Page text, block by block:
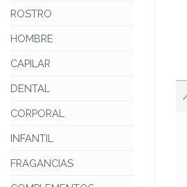
ROSTRO
HOMBRE
CAPILAR
DENTAL
CORPORAL
INFANTIL
FRAGANCIAS